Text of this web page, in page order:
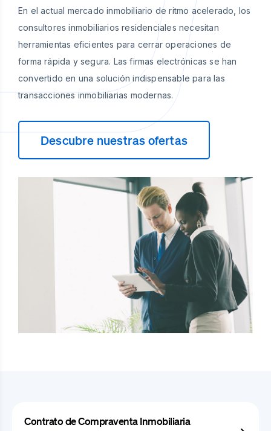
En el actual mercado inmobiliario de ritmo acelerado, los
consultores inmobiliarios residenciales necesitan
herramientas eficientes para cerrar operaciones de
forma rápida y segura. Las firmas electrónicas se han
convertido en una solución indispensable para las
transacciones inmobiliarias modernas.
Descubre nuestras ofertas
Contrato de Compraventa Inmobiliaria